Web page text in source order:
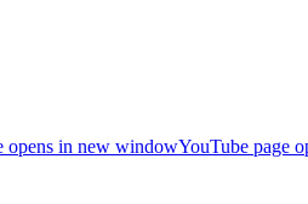
opens in new windowYouTube page